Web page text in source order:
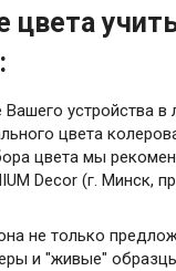
цвета
устройства в
цвета
цвета мы
Decor (г. Минск,
не только
и "живые"